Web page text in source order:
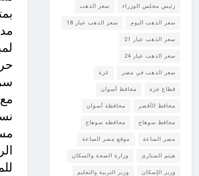
رئيس مجلس الوزراء سعر الذهب
سعر الذهب اليوم سعر الذهب عيار 18
سعر الذهب عيار 21
سعر الذهب عيار 24
سعر الذهب في مصر غزة
قطاع غزة محافظ أسوان
محافظ الأقصر محافظة أسوان
محافظ سوهاج محافظه سوهاج
مصر الساعة موقع مصر الساعة
هيثم السنارى وزارة الصحة والسكان
وزير الإسكان وزير التربية والتعليم